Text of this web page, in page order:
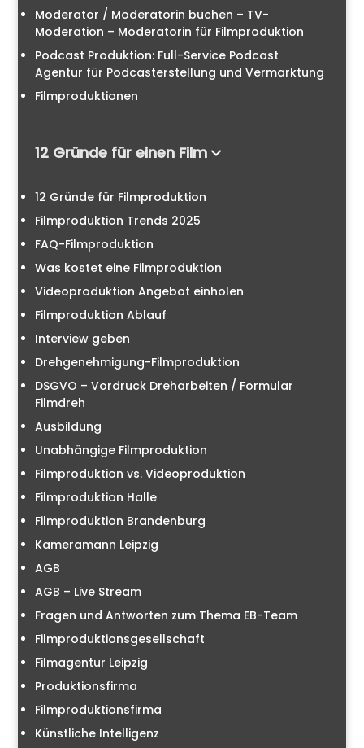
Moderator / Moderatorin buchen – TV-
Moderation – Moderatorin für Filmproduktion
Podcast Produktion: Full-Service Podcast
Agentur für Podcasterstellung und Vermarktung
Filmproduktionen
12 Gründe für einen Film
12 Gründe für Filmproduktion
Filmproduktion Trends 2025
FAQ-Filmproduktion
Was kostet eine Filmproduktion
Videoproduktion Angebot einholen
Filmproduktion Ablauf
Interview geben
Drehgenehmigung-Filmproduktion
DSGVO – Vordruck Dreharbeiten / Formular
Filmdreh
Ausbildung
Unabhängige Filmproduktion
Filmproduktion vs. Videoproduktion
Filmproduktion Halle
Filmproduktion Brandenburg
Kameramann Leipzig
AGB
AGB – Live Stream
Fragen und Antworten zum Thema EB-Team
Filmproduktionsgesellschaft
Filmagentur Leipzig
Produktionsfirma
Filmproduktionsfirma
Künstliche Intelligenz